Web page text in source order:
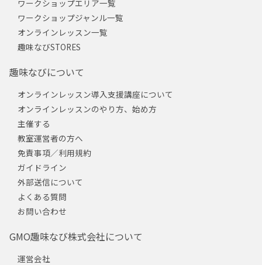
ワークショップエリア一覧
ワークショップジャンル一覧
オンラインレッスン一覧
趣味なびSTORES
趣味なびについて
オンラインレッスン導入支援講座について
オンラインレッスンのやり方、始め方
主催する
教室運営者の方へ
免責事項／利用規約
ガイドライン
外部送信について
よくある質問
お問い合わせ
GMO趣味なび株式会社について
運営会社